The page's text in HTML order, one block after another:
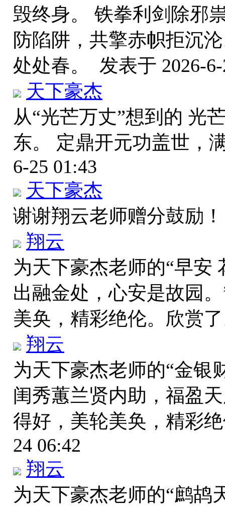
毁终身。 铁拳利剑除邪
防陷阱，共擎赤帜拒沉
处处春。 发表于 2026-
天下豪杰
从“光芒万丈”想到的 光
东。 定鼎开元功盖世，
6-25 01:43
天下豪杰
谢谢翔云老师赠分鼓励
翔云
为天下豪杰老师的“早安
出融金处，心安是故园
美奂，精彩绝伦。欣赏
翔云
为天下豪杰老师的“金银
闺秀蕙兰贤内助，福盈
得好，美轮美奂，精彩
24 06:42
翔云
为天下豪杰老师的“鹧鸪